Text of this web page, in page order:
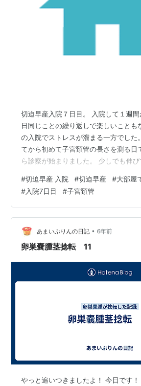
切迫早産入院７日目。 入院して１週
日同じことの繰り返しで楽しいことも
の入院でストレスが溜まる一方でした
てから初めて子宮頚管の長さを測る日
ら診察が始まりました。 少しでも伸
チ！ １週間前は１．８センチで入院し
びてる！ すごくうれしかったです。で
いました。 先生は、「見た目には伸
管はまだまだ短くなりそう。これじゃ
ね。すぐにでも点滴をした方がいいと
ちを旦那さんにも方針を相談して決め…
#切迫早産 入院 #切迫早産 #大部屋
#入院7日目 #子宮頚管
あまいぷりんの日記 • 6年前
卵巣嚢腫茎捻転 11
やっと追いつきましたよ！ 今日です！